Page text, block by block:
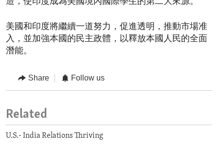
造，使印度成為美國境內國際學生的第二大來源。”
美國和印度將繼續一道努力，促進透明，推動市場准
入，並加強本國的民主政體，以釋放本國人民的全面
潛能。
Share Follow us
Related
U.S.- India Relations Thriving